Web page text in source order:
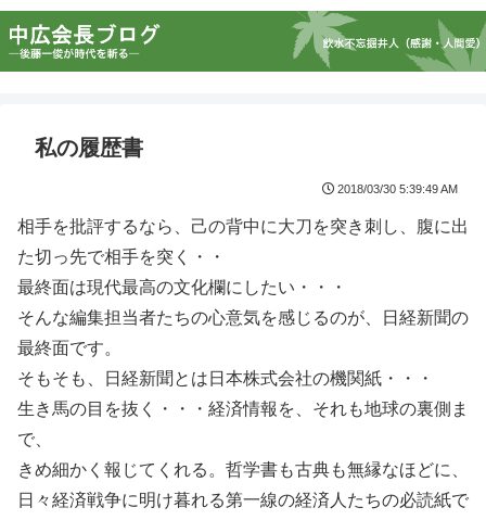
私の履歴書
2018/03/30 5:39:49 AM
相手を批評するなら、己の背中に大刀を突き刺し、腹に出
た切っ先で相手を突く・・
最終面は現代最高の文化欄にしたい・・・
そんな編集担当者たちの心意気を感じるのが、日経新聞の
最終面です。
そもそも、日経新聞とは日本株式会社の機関紙・・・
生き馬の目を抜く・・・経済情報を、それも地球の裏側ま
で、
きめ細かく報じてくれる。哲学書も古典も無縁なほどに、
日々経済戦争に明け暮れる第一線の経済人たちの必読紙で